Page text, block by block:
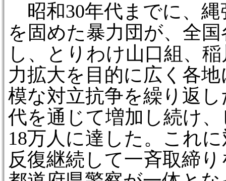
昭和30年代までに、縄
を固めた暴力団が、全
し、とりわけ山口組、
力拡大を目的に広く各
模な対立抗争を繰り返
代を通じて増加し続け
18万人に達した。これ
反復継続して一斉取締